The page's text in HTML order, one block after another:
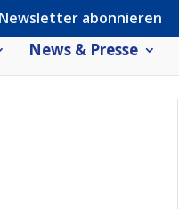
Newsletter abonnieren
News & Presse